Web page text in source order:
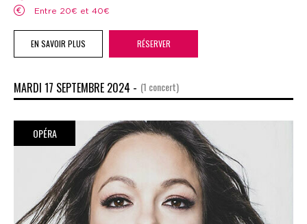
Entre 20€ et 40€
EN SAVOIR PLUS RÉSERVER
MARDI 17 SEPTEMBRE 2024 - (1 concert)
OPÉRA